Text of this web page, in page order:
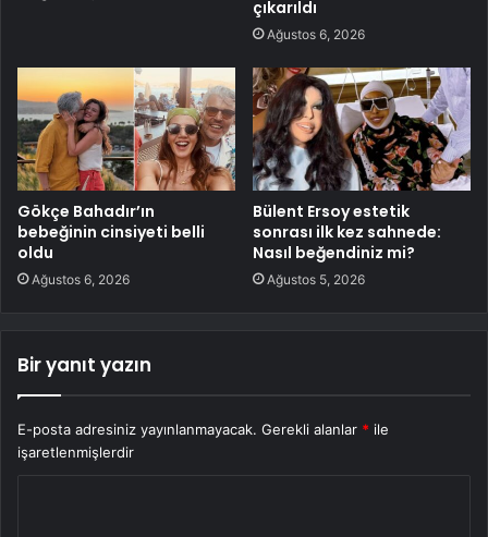
çıkarıldı
Ağustos 6, 2026
Gökçe Bahadır’ın
bebeğinin cinsiyeti belli
oldu
Ağustos 6, 2026
Bülent Ersoy estetik
sonrası ilk kez sahnede:
Nasıl beğendiniz mi?
Ağustos 5, 2026
Bir yanıt yazın
E-posta adresiniz yayınlanmayacak. Gerekli alanlar * ile
işaretlenmişlerdir